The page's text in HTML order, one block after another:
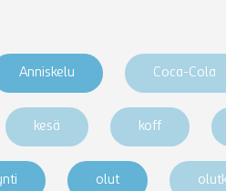
Anniskelu Coca-Cola
kesä koff
olut